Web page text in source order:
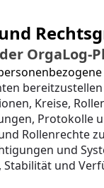
OrgaLog-
Kreise,
Protokolle
Rollenrechte
und
Stabilität und